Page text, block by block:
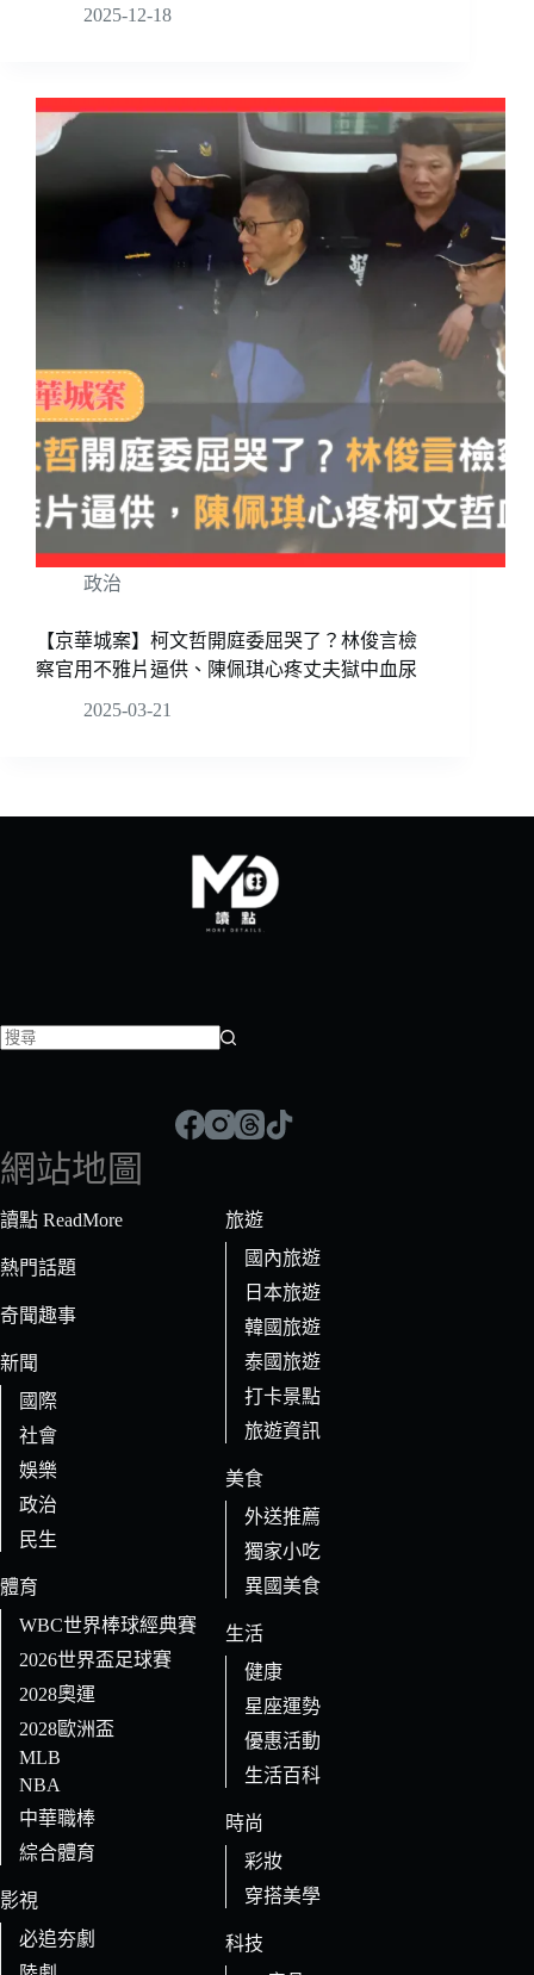
2025-12-18
政治
【京華城案】柯文哲開庭委屈哭了？林俊言檢
察官用不雅片逼供、陳佩琪心疼丈夫獄中血尿
2025-03-21
符
合
條
的
果
網站地圖
讀點 ReadMore
熱門話題
奇聞趣事
新聞
國際
社會
娛樂
政治
民生
體育
WBC世界棒球經典賽
2026世界盃足球賽
2028奧運
2028歐洲盃
MLB
NBA
中華職棒
綜合體育
影視
必追夯劇
旅遊
國內旅遊
日本旅遊
韓國旅遊
泰國旅遊
打卡景點
旅遊資訊
美食
外送推薦
獨家小吃
異國美食
生活
健康
星座運勢
優惠活動
生活百科
時尚
彩妝
穿搭美學
科技